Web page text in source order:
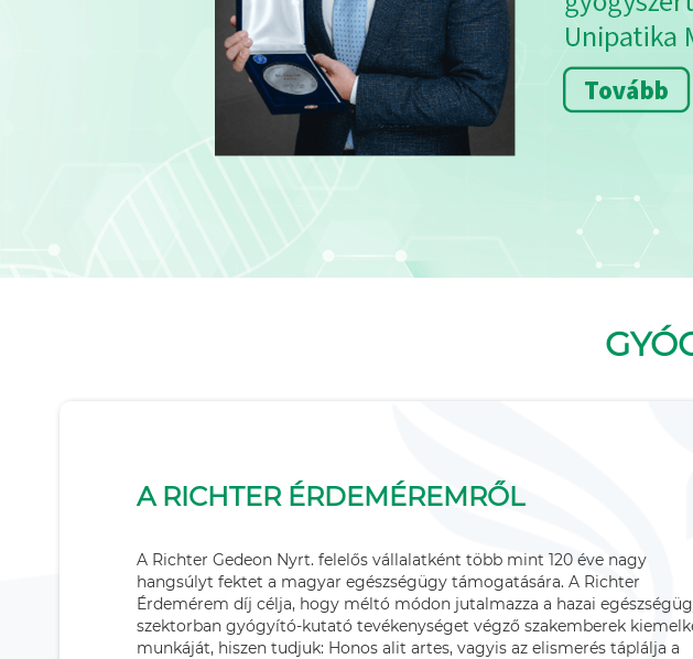
A RICHTER ÉRDEMÉREMRŐL
A Richter Gedeon Nyrt. felelős vállalatként több mint 120 éve nagy
hangsúlyt fektet a magyar egészségügy támogatására. A Richter
Érdemérem díj célja, hogy méltó módon jutalmazza a hazai
szektorban gyógyító-kutató tevékenységet végző szakemberek
munkáját, hiszen tudjuk: Honos alit artes, vagyis az elismerés táplálja a